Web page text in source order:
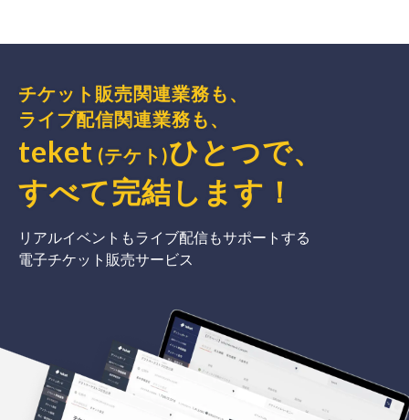
チケット販売関連業務も、
ライブ配信関連業務も、
teket (テケト)ひとつで、
すべて完結 します ！
リアルイベントもライブ配信もサポートする
電子チケット販売サービス